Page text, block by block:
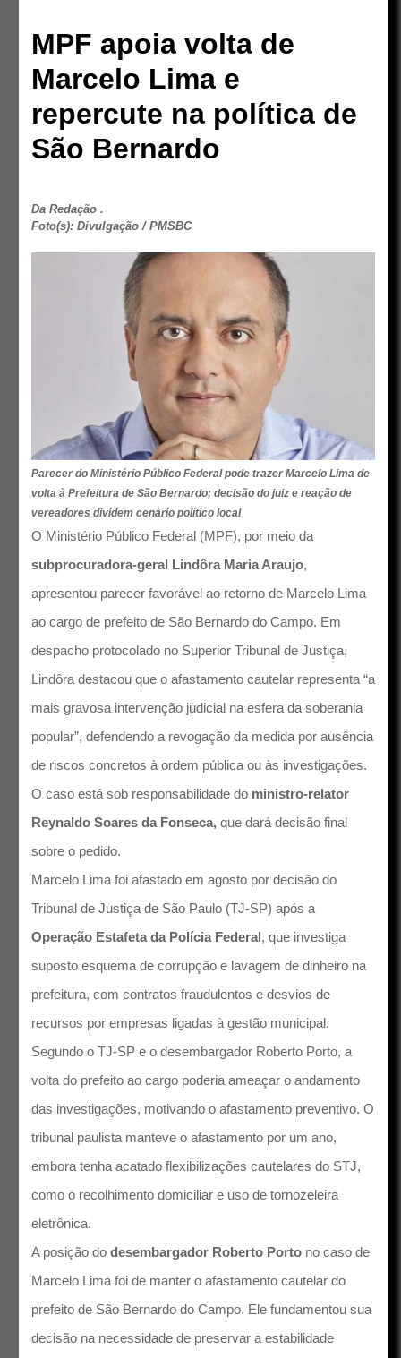
MPF apoia volta de
Marcelo Lima e
repercute na política de
São Bernardo
Da Redação .
Foto(s): Divulgação / PMSBC
Parecer do Ministério Público Federal pode trazer Marcelo Lima de
volta à Prefeitura de São Bernardo; decisão do juiz e reação de
vereadores dividem cenário político local
O Ministério Público Federal (MPF), por meio da
subprocuradora-geral Lindôra Maria Araujo,
apresentou parecer favorável ao retorno de Marcelo Lima
ao cargo de prefeito de São Bernardo do Campo. Em
despacho protocolado no Superior Tribunal de Justiça,
Lindôra destacou que o afastamento cautelar representa “a
mais gravosa intervenção judicial na esfera da soberania
popular”, defendendo a revogação da medida por ausência
de riscos concretos à ordem pública ou às investigações.
O caso está sob responsabilidade do ministro-relator
Reynaldo Soares da Fonseca, que dará decisão final
sobre o pedido.
Marcelo Lima foi afastado em agosto por decisão do
Tribunal de Justiça de São Paulo (TJ-SP) após a
Operação Estafeta da Polícia Federal, que investiga
suposto esquema de corrupção e lavagem de dinheiro na
prefeitura, com contratos fraudulentos e desvios de
recursos por empresas ligadas à gestão municipal.
Segundo o TJ-SP e o desembargador Roberto Porto, a
volta do prefeito ao cargo poderia ameaçar o andamento
das investigações, motivando o afastamento preventivo. O
tribunal paulista manteve o afastamento por um ano,
embora tenha acatado flexibilizações cautelares do STJ,
como o recolhimento domiciliar e uso de tornozeleira
eletrônica.
A posição dodesembargador Roberto Porto no caso de
Marcelo Lima foi de manter o afastamento cautelar do
prefeito de São Bernardo do Campo. Ele fundamentou sua
decisão na necessidade de preservar a estabilidade